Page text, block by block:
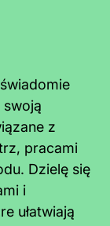
z
pracami
Dzielę się
i
ułatwiają